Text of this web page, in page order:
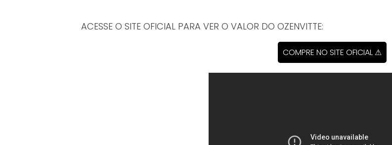
ACESSE O SITE OFICIAL PARA VER O VALOR DO OZENVITTE:
COMPRE NO SITE OFICIAL ⚠